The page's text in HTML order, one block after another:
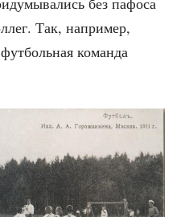
Так, напри­мер,
коман­да